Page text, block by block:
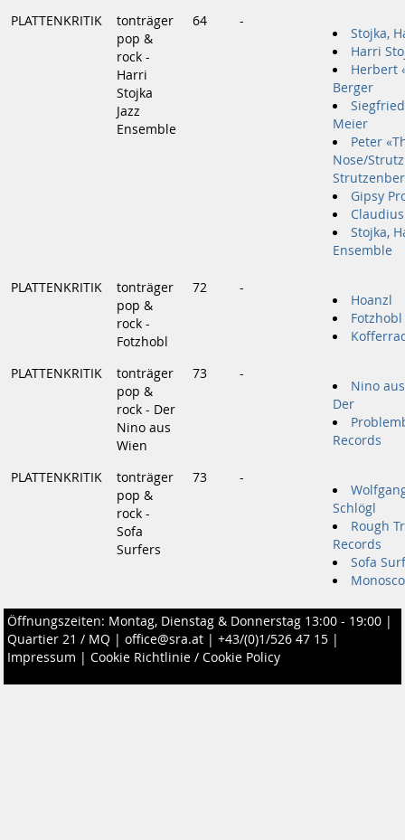
PLATTENKRITIK
tonträger
pop &
rock -
Harri
Stojka
Jazz
Ensemble
64 -
Stojka,
Harri
Herbert
Berger
Meier
Peter
Nose/
Gipsy
Stojka,
Ensemble
PLATTENKRITIK
tonträger
pop &
rock -
Fotzhobl
72 -
Hoanzl
Fotzhobl
PLATTENKRITIK
tonträger
pop &
rock - Der
Nino aus
Wien
73 -
Nino
Der
Records
PLATTENKRITIK
tonträger
pop &
rock -
Sofa
Surfers
73 -
Schlögl
Rough
Records
Sofa
Öffnungszeiten: Montag, Dienstag & Donnerstag 13:00 - 19:00 |
Quartier 21 / MQ | office@sra.at | +43/(0)1/526 47 15 |
Impressum | Cookie Richtlinie / Cookie Policy